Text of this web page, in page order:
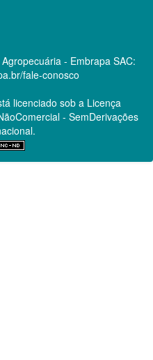
- Embrapa SAC:
fale-conosco
licenciado sob a Licença
- SemDerivações